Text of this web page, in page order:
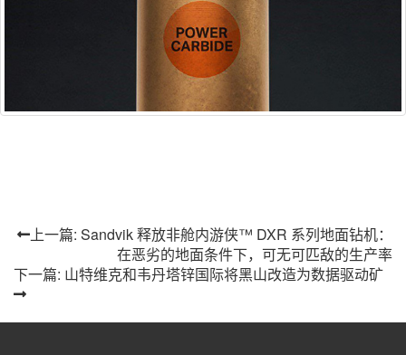
上一篇: Sandvik 释放非舱内游侠™ DXR 系列地面钻机：
在恶劣的地面条件下，可无可匹敌的生产率
下一篇: 山特维克和韦丹塔锌国际将黑山改造为数据驱动矿